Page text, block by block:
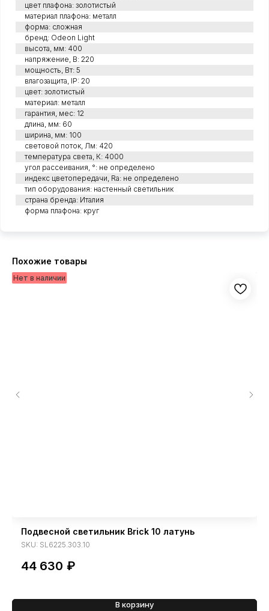
цвет плафона: золотистый
материал плафона: металл
форма: сложная
бренд: Odeon Light
высота, мм: 400
напряжение, В: 220
мощность, Вт: 5
влагозащита, IP: 20
цвет: золотистый
материал: металл
гарантия, мес: 12
длина, мм: 60
ширина, мм: 100
световой поток, Лм: 420
температура света, К: 4000
угол рассеивания, °: не определено
индекс цветопередачи, Ra: не определено
тип оборудования: настенный светильник
страна бренда: Италия
форма плафона: круг
Похожие товары
Подвесной светильник Brick 10 латунь
SKU: SL6225.303.10
44 630 ₽
В корзину